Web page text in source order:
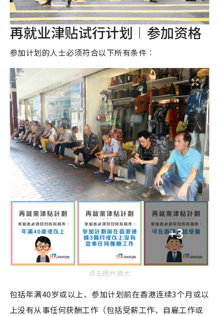
再就业津贴试行计划︱参加资格
参加计划的人士必须符合以下所有条件︰
+3
点击图片放大
包括年满40岁或以上、参加计划前在香港连续3个月或以
上没有从事任何获酬工作（包括受薪工作、自雇工作或